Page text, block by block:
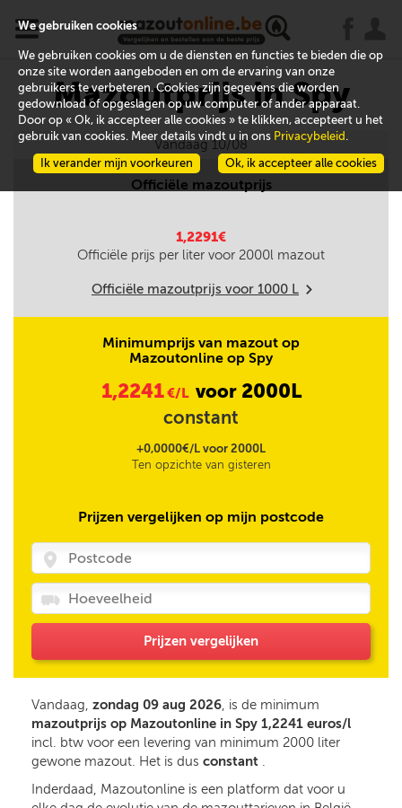
x
Mazoutprijs in Spy
Vandaag 10/08
Officiële mazoutprijs
1,2291€
Officiële prijs per liter voor 2000l mazout
Officiële mazoutprijs voor 1000 L m
Minimumprijs van mazout op
Mazoutonline op Spy
1,2241€/L voor 2000L
constant
+0,0000€/L voor 2000L
Ten opzichte van gisteren
Prijzen vergelijken op mijn postcode
Prijzen vergelijken
Vandaag, zondag 09 aug 2026, is de minimum
mazoutprijs op Mazoutonline in Spy 1,2241 euros/l
incl. btw voor een levering van minimum 2000 liter
gewone mazout. Het is dus constant .
Inderdaad, Mazoutonline is een platform dat voor u
We gebruiken cookies
We gebruiken cookies om u de diensten en functies te bieden die op
onze site worden aangeboden en om de ervaring van onze
gebruikers te verbeteren. Cookies zijn gegevens die worden
gedownload of opgeslagen op uw computer of ander apparaat.
Door op « Ok, ik accepteer alle cookies » te klikken, accepteert u het
gebruik van cookies. Meer details vindt u in ons Privacybeleid .
Ok, ik accepteer alle cookies
Ik verander mijn voorkeuren